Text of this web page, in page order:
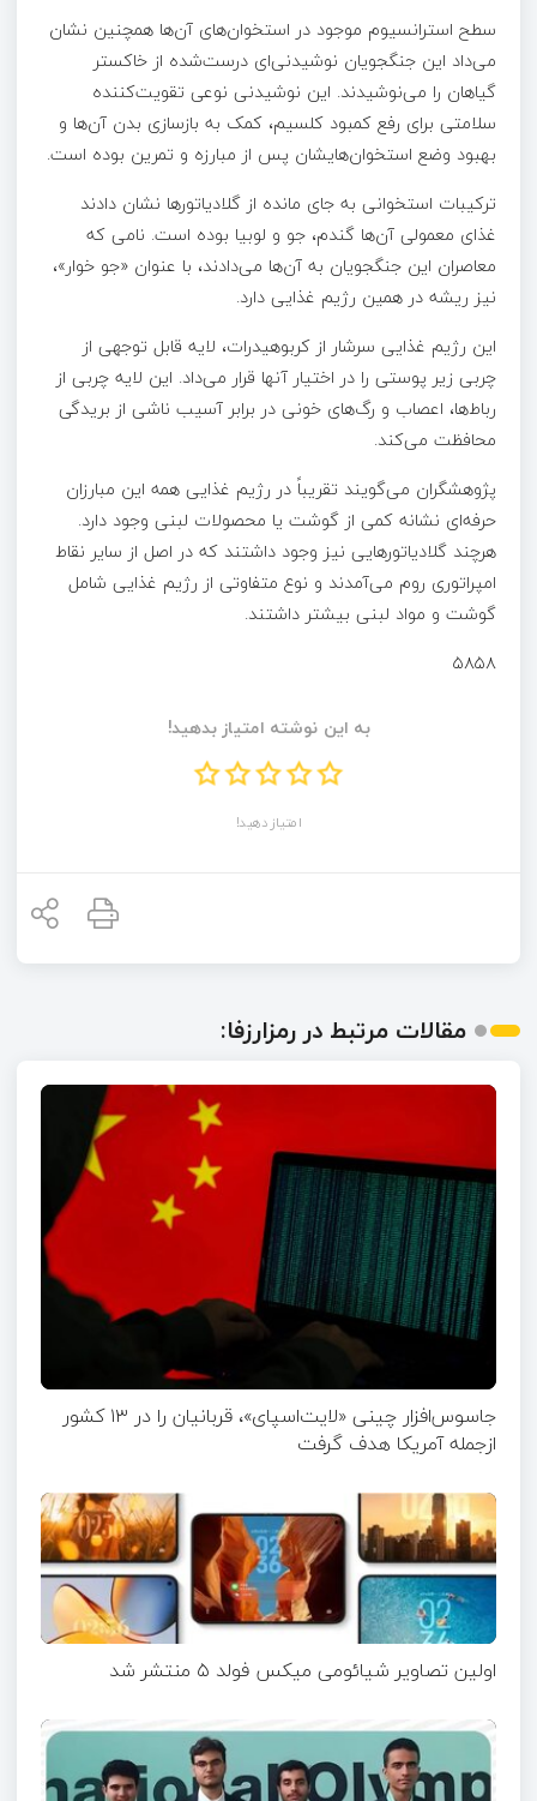
سطح استرانسیوم موجود در استخوان‌های آن‌ها همچنین نشان
می‌داد این جنگجویان نوشیدنی‌ای درست‌شده از خاکستر
گیاهان را می‌نوشیدند. این نوشیدنی نوعی تقویت‌کننده
سلامتی برای رفع کمبود کلسیم، کمک به بازسازی بدن آن‌ها و
بهبود وضع استخوان‌هایشان پس از مبارزه و تمرین بوده است.
ترکیبات استخوانی به جای مانده از گلادیاتورها نشان دادند
غذای معمولی آن‌ها گندم، جو و لوبیا بوده است. نامی که
معاصران این جنگجویان به آن‌ها می‌دادند، با عنوان «جو خوار»،
نیز ریشه در همین رژیم غذایی دارد.
این رژیم غذایی سرشار از کربوهیدرات، لایه قابل توجهی از
چربی زیر پوستی را در اختیار آنها قرار می‌داد. این لایه چربی از
رباط‌ها، اعصاب و رگ‌های خونی در برابر آسیب ناشی از بریدگی
محافظت می‌کند.
پژوهشگران می‌گویند تقریباً در رژیم غذایی همه این مبارزان
حرفه‌ای نشانه کمی از گوشت یا محصولات لبنی وجود دارد.
هرچند گلادیاتورهایی نیز وجود داشتند که در اصل از سایر نقاط
امپراتوری روم می‌آمدند و نوع متفاوتی از رژیم غذایی شامل
گوشت و مواد لبنی بیشتر داشتند.
۵۸۵۸
به این نوشته امتیاز بدهید!
امتیاز دهید!
مقالات مرتبط در رمزارزفا:
جاسوس‌افزار چینی «لایت‌اسپای»، قربانیان را در ۱۳ کشور
ازجمله آمریکا هدف گرفت
اولین تصاویر شیائومی میکس فولد ۵ منتشر شد